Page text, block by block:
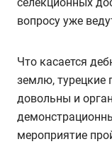
вопросу уже
Что касается
землю, турецкие
довольны и
мероприятие